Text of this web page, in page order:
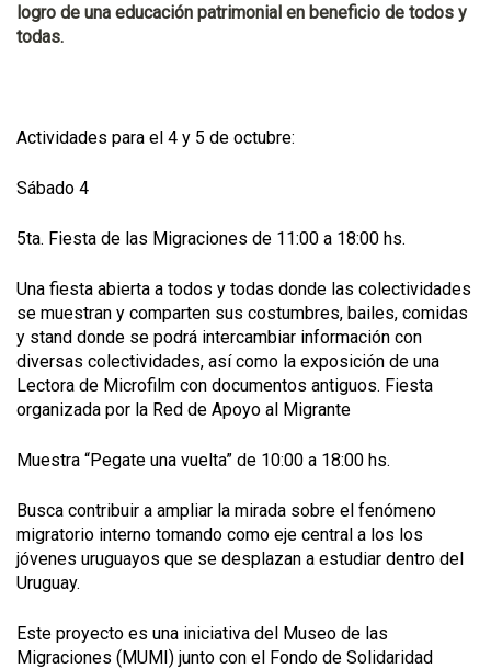
logro de una educación patrimonial en beneficio de todos y
todas.
Actividades para el 4 y 5 de octubre:
Sábado 4
5ta. Fiesta de las Migraciones de 11:00 a 18:00 hs.
Una fiesta abierta a todos y todas donde las colectividades
se muestran y comparten sus costumbres, bailes, comidas
y stand donde se podrá intercambiar información con
diversas colectividades, así como la exposición de una
Lectora de Microfilm con documentos antiguos. Fiesta
organizada por la Red de Apoyo al Migrante
Muestra “Pegate una vuelta” de 10:00 a 18:00 hs.
Busca contribuir a ampliar la mirada sobre el fenómeno
migratorio interno tomando como eje central a los los
jóvenes uruguayos que se desplazan a estudiar dentro del
Uruguay.
Este proyecto es una iniciativa del Museo de las
Migraciones (MUMI) junto con el Fondo de Solidaridad